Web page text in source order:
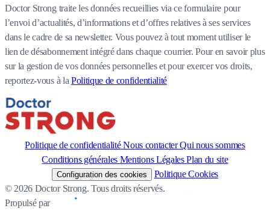
Doctor Strong traite les données recueillies via ce formulaire pour
l’envoi d’actualités, d’informations et d’offres relatives à ses services
dans le cadre de sa newsletter. Vous pouvez à tout moment utiliser le
lien de désabonnement intégré dans chaque courrier. Pour en savoir plus
sur la gestion de vos données personnelles et pour exercer vos droits,
reportez-vous à la Politique de confidentialité
Politique de confidentialité Nous contacter Qui nous sommes
Conditions générales Mentions Légales Plan du site
Configuration des cookies
Politique Cookies
© 2026 Doctor Strong. Tous droits réservés.
Propulsé par